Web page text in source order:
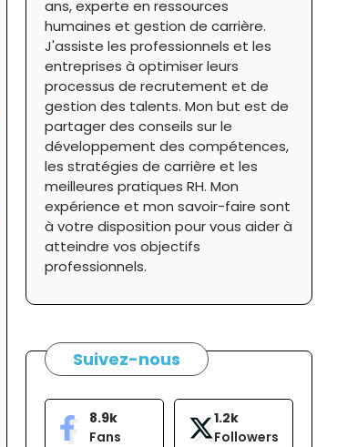
ans, experte en ressources
humaines et gestion de carrière.
J'assiste les professionnels et les
entreprises à optimiser leurs
processus de recrutement et de
gestion des talents. Mon but est de
partager des conseils sur le
développement des compétences,
les stratégies de carrière et les
meilleures pratiques RH. Mon
expérience et mon savoir-faire sont
à votre disposition pour vous aider à
atteindre vos objectifs
professionnels.
Suivez-nous
8.9k
Fans
1.2k
Followers